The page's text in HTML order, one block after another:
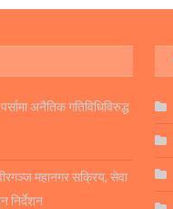
अनैतिक गतिविधिविरुद्ध
महानगर सक्रिय, सेवा
निर्देशन